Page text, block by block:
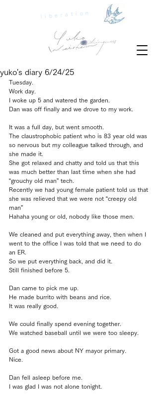
liberation
yuko's diary 6/24/25
Tuesday.
Work day.
I woke up 5 and watered the garden.
Dan was off finally and we drove to my work.
It was a full day, but went smooth.
The claustrophobic patient who is 83 year old was
so nervous but my colleague talked through, and
she made it.
She got relaxed and chatty and told us that this
was much better than last time when she had
“grouchy old man” tech.
Recently we had young female patient told us that
she was relieved that we were not “creepy old
man”
Hahaha young or old, nobody like those men.
We cleaned and put everything away, then when I
went to the office I was told that we need to do
an ER.
So we put everything back, and did it.
Still finished before 5.
Dan came to pick me up.
He made burrito with beans and rice.
It was really good.
We could finally spend evening together.
We watched baseball until we were too sleepy.
Got a good news about NY mayor primary.
Nice.
Dan fell asleep before me.
I was glad I was not alone tonight.